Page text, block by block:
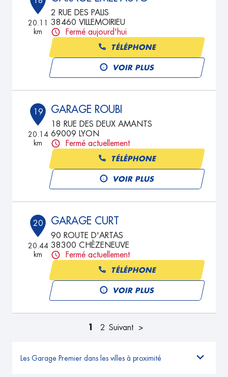
20.11
km
2 RUE DES PALIS
38460 VILLEMOIRIEU
Fermé aujourd'hui
TÉLÉPHONE
VOIR PLUS
19
20.14
km
GARAGE ROUBI
18 RUE DES DEUX AMANTS
69009 LYON
Fermé actuellement
TÉLÉPHONE
VOIR PLUS
20
20.44
km
GARAGE CURT
90 ROUTE D'ARTAS
38300 CHÈZENEUVE
Fermé actuellement
TÉLÉPHONE
VOIR PLUS
1 2 Suivant
Les Garage Premier dans les villes à proximité